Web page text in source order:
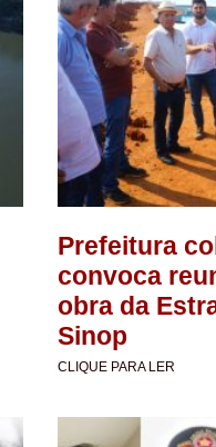
Prefeitura
convoca
obra da
Sinop
CLIQUE PARA LER